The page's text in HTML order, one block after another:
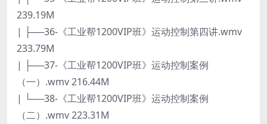
239.19M
| ├──36-《工业帮1200VIP班》运动控制第四讲.wmv
233.79M
| ├──37-《工业帮1200VIP班》运动控制案例
（一）.wmv 216.44M
| └──38-《工业帮1200VIP班》运动控制案例
（二）.wmv 223.31M